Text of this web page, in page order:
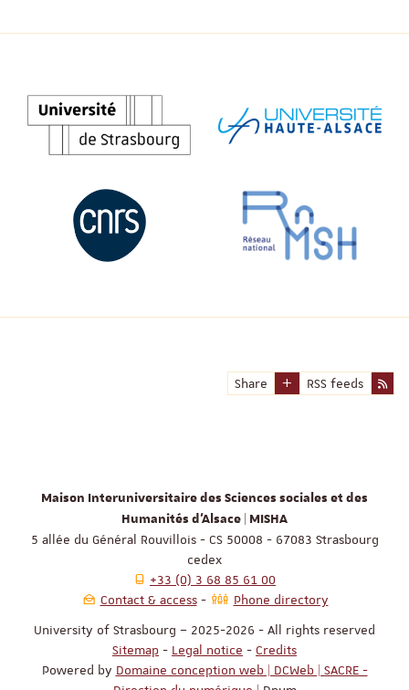
Share RSS feeds
Maison Interuniversitaire des Sciences sociales et des
Humanités d'Alsace | MISHA
5 allée du Général Rouvillois - CS 50008 - 67083 Strasbourg
cedex
+33 (0) 3 68 85 61 00
Contact & access
Phone directory
University of Strasbourg – 2025-2026 - All rights reserved
Sitemap - Legal notice - Credits
Powered by Domaine conception web | DCWeb | SACRE -